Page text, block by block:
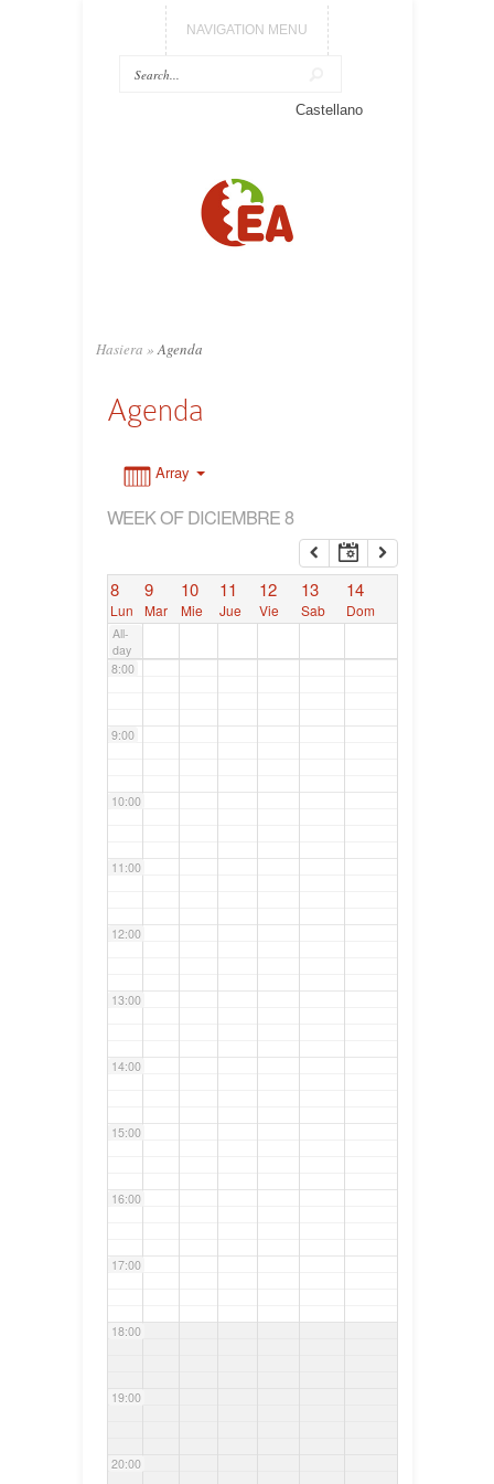
NAVIGATION MENU
Castellano
Hasiera » Agenda
Agenda
Array
WEEK OF DICIEMBRE 8
8
Lun
9
Mar
10
Mie
11
Jue
12
Vie
13
Sab
14
Dom
All-
day
4:00
5:00
7:00
8:00
9:00
10:00
11:00
12:00
13:00
14:00
15:00
16:00
17:00
18:00
19:00
20:00